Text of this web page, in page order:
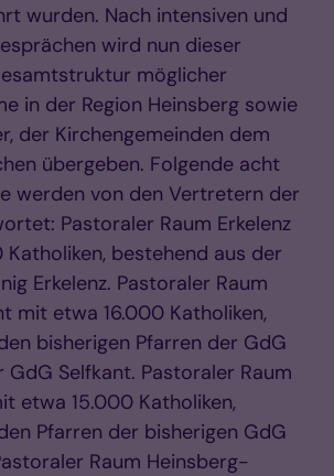
wurden. Nach intensiven und
wird nun dieser
möglicher
in der Region Heinsberg sowie
der Kirchengemeinden dem
übergeben. Folgende acht
werden von den Vertretern der
Pastoraler Raum Erkelenz
bestehend aus der
Erkelenz. Pastoraler Raum
mit etwa 16.000 Katholiken,
bisherigen Pfarren der GdG
Selfkant. Pastoraler Raum
etwa 15.000 Katholiken,
Pfarren der bisherigen GdG
Raum Heinsberg-